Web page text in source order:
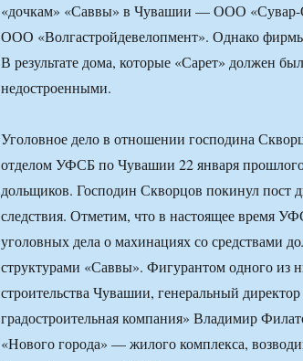
«дочкам» «Саввы» в Чувашии — ООО «Сувар-
ООО «Волгастройдевелопмент». Однако
В результате дома, которые «Сарет» должен
недостроенными.
Уголовное дело в отношении господина
отделом УФСБ по Чувашии 22 января
дольщиков. Господин Скворцов покинул пост
следствия. Отметим, что в настоящее время
уголовных дела о махинациях со средствами
структурами «Саввы». Фигурантом одного из
строительства Чувашии, генеральный
градостроительная компания» Владимир
«Нового города» — жилого комплекса,